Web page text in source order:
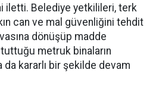
iletti. Belediye yetkilileri, terk
can ve mal güvenliğini tehdit
dönüşüp madde
tuttuğu metruk binaların
da kararlı bir şekilde devam